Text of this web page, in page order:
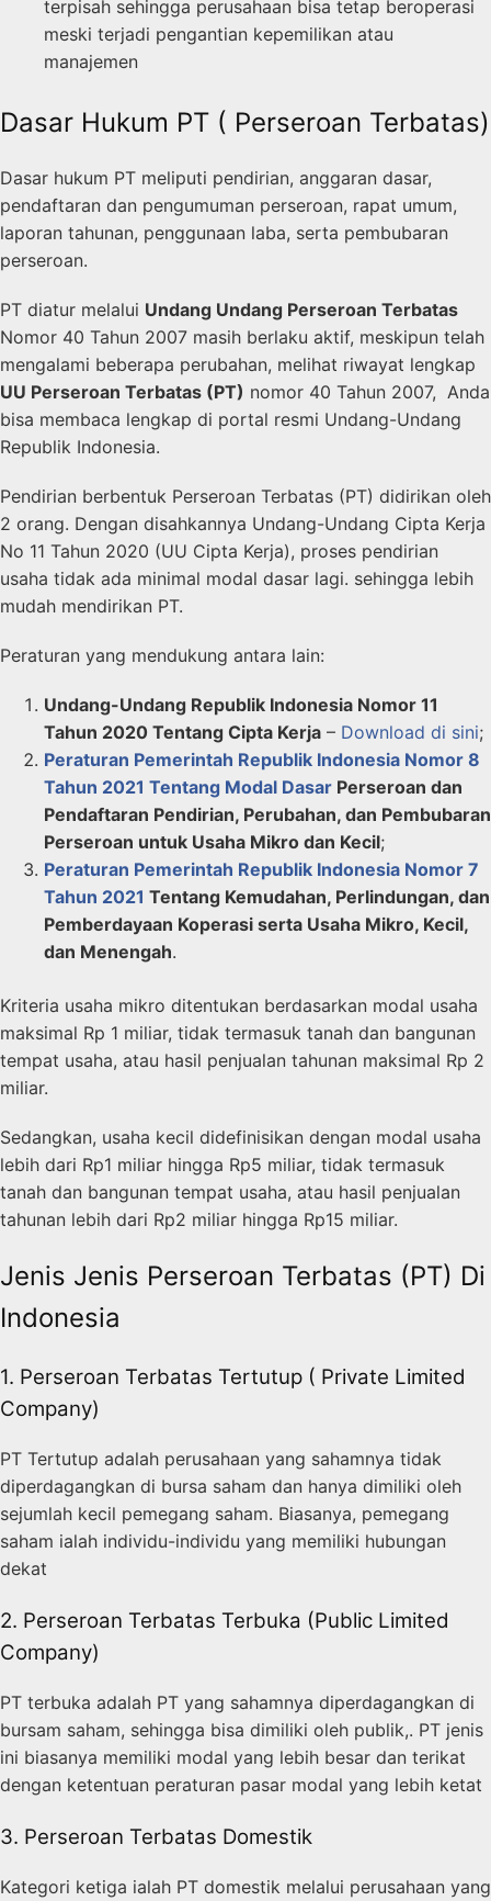
terpisah sehingga perusahaan bisa tetap beroperasi
meski terjadi pengantian kepemilikan atau
manajemen
Dasar Hukum PT ( Perseroan Terbatas)
Dasar hukum PT meliputi pendirian, anggaran dasar,
pendaftaran dan pengumuman perseroan, rapat umum,
laporan tahunan, penggunaan laba, serta pembubaran
perseroan.
PT diatur melalui Undang Undang Perseroan Terbatas
Nomor 40 Tahun 2007 masih berlaku aktif, meskipun telah
mengalami beberapa perubahan, melihat riwayat lengkap
UU Perseroan Terbatas (PT) nomor 40 Tahun 2007, Anda
bisa membaca lengkap di portal resmi Undang-Undang
Republik Indonesia.
Pendirian berbentuk Perseroan Terbatas (PT) didirikan oleh
2 orang. Dengan disahkannya Undang-Undang Cipta Kerja
No 11 Tahun 2020 (UU Cipta Kerja), proses pendirian
usaha tidak ada minimal modal dasar lagi. sehingga lebih
mudah mendirikan PT.
Peraturan yang mendukung antara lain:
Undang-Undang Republik Indonesia Nomor 11
Tahun 2020 Tentang Cipta Kerja – Download di sini;
Peraturan Pemerintah Republik Indonesia Nomor 8
Tahun 2021 Tentang Modal Dasar Perseroan dan
Pendaftaran Pendirian, Perubahan, dan Pembubaran
Perseroan untuk Usaha Mikro dan Kecil;
Peraturan Pemerintah Republik Indonesia Nomor 7
Tahun 2021 Tentang Kemudahan, Perlindungan, dan
Pemberdayaan Koperasi serta Usaha Mikro, Kecil,
dan Menengah.
Kriteria usaha mikro ditentukan berdasarkan modal usaha
maksimal Rp 1 miliar, tidak termasuk tanah dan bangunan
tempat usaha, atau hasil penjualan tahunan maksimal Rp 2
miliar.
Sedangkan, usaha kecil didefinisikan dengan modal usaha
lebih dari Rp1 miliar hingga Rp5 miliar, tidak termasuk
tanah dan bangunan tempat usaha, atau hasil penjualan
tahunan lebih dari Rp2 miliar hingga Rp15 miliar.
Jenis Jenis Perseroan Terbatas (PT) Di
Indonesia
1. Perseroan Terbatas Tertutup ( Private Limited
Company)
PT Tertutup adalah perusahaan yang sahamnya tidak
diperdagangkan di bursa saham dan hanya dimiliki oleh
sejumlah kecil pemegang saham. Biasanya, pemegang
saham ialah individu-individu yang memiliki hubungan
dekat
2. Perseroan Terbatas Terbuka (Public Limited
Company)
PT terbuka adalah PT yang sahamnya diperdagangkan di
bursam saham, sehingga bisa dimiliki oleh publik,. PT jenis
ini biasanya memiliki modal yang lebih besar dan terikat
dengan ketentuan peraturan pasar modal yang lebih ketat
3. Perseroan Terbatas Domestik
Kategori ketiga ialah PT domestik melalui perusahaan yang